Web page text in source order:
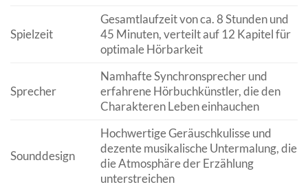
Spielzeit
Gesamtlaufzeit von ca. 8 Stunden und
45 Minuten, verteilt auf 12 Kapitel für
optimale Hörbarkeit
Sprecher
Namhafte Synchronsprecher und
erfahrene Hörbuchkünstler, die den
Charakteren Leben einhauchen
Sounddesign
Hochwertige Geräuschkulisse und
dezente musikalische Untermalung, die
die Atmosphäre der Erzählung
unterstreichen